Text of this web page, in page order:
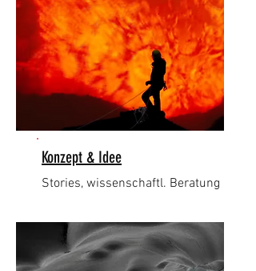
Konzept & Idee
Stories, wissenschaftl. Beratung